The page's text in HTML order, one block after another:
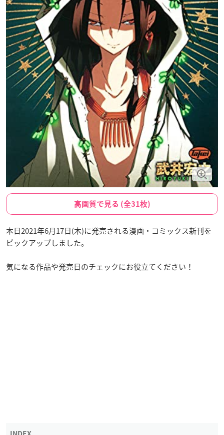
高画質で見る (全31枚)
本日2021年6月17日(木)に発売される漫画・コミックス新刊を
ピックアップしました。
気になる作品や発売日のチェックにお役立てください！